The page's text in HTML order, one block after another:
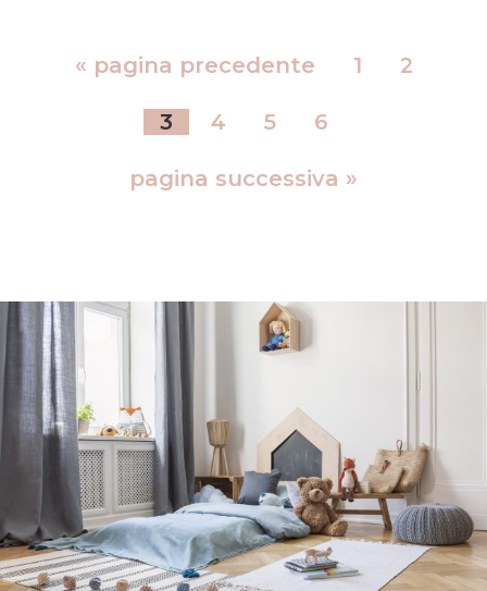
« pagina precedente 1 2
3 4 5 6
pagina successiva »